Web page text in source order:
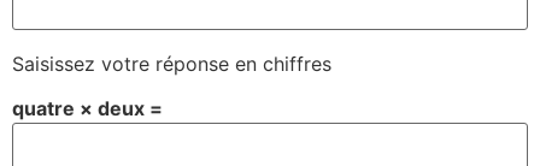
Saisissez votre réponse en chiffres
quatre × deux =